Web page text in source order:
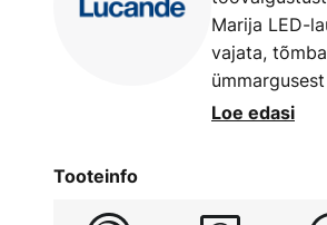
Marija LED-
vajata,
koos
Loe edasi
Tooteinfo